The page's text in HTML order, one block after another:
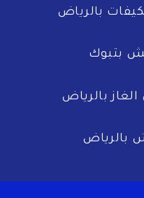
بالرياض
بتبوك
بالرياض
بالرياض